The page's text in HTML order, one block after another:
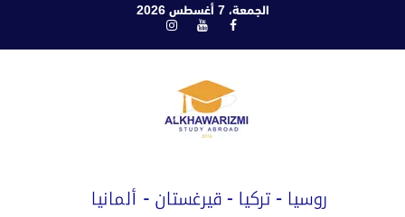
الجمعة، 7 أغسطس 2026
فيسبوكيوتيوبانستغرام